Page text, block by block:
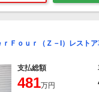
Ｆｏｕｒ（Ｚ－I）レスト
支払総額
481万円